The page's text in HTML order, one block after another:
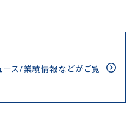
ース/業績情報などがご覧